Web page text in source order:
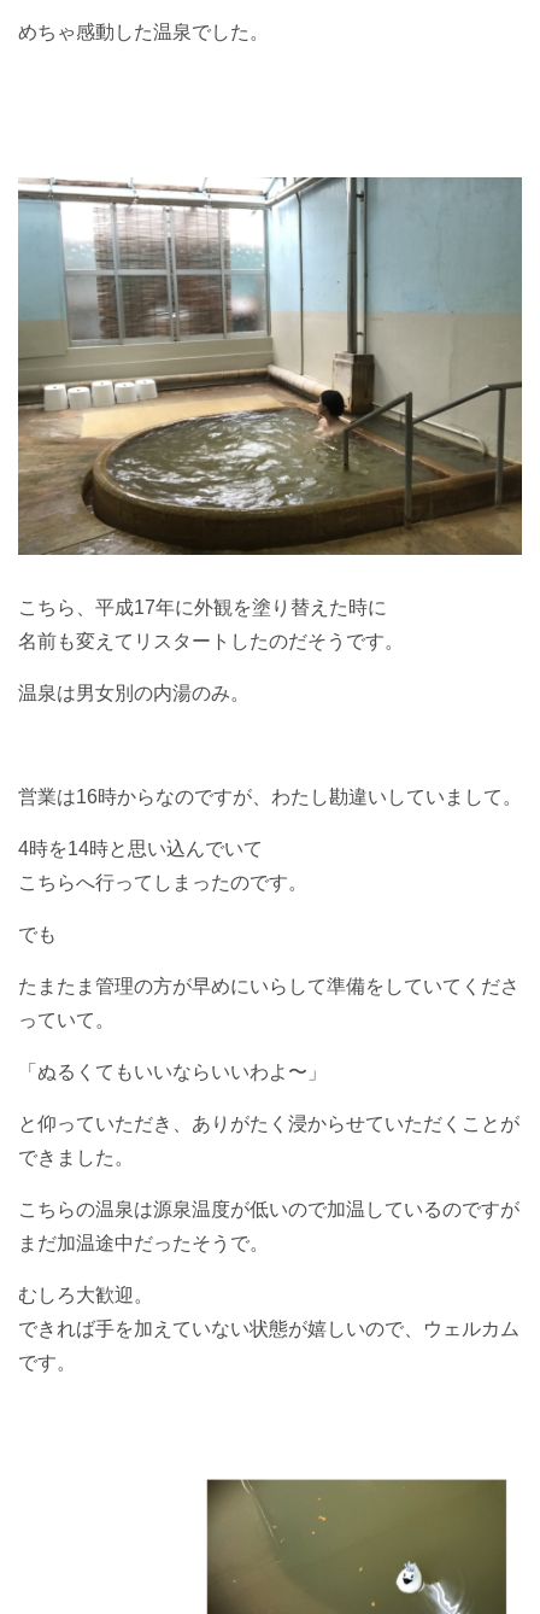
めちゃ感動した温泉でした。
こちら、平成17年に外観を塗り替えた時に
名前も変えてリスタートしたのだそうです。
温泉は男女別の内湯のみ。
営業は16時からなのですが、わたし勘違いしていまして。
4時を14時と思い込んでいて
こちらへ行ってしまったのです。
でも
たまたま管理の方が早めにいらして準備をしていてくださ
っていて。
「ぬるくてもいいならいいわよ〜」
と仰っていただき、ありがたく浸からせていただくことが
できました。
こちらの温泉は源泉温度が低いので加温しているのですが
まだ加温途中だったそうで。
むしろ大歓迎。
できれば手を加えていない状態が嬉しいので、ウェルカム
です。